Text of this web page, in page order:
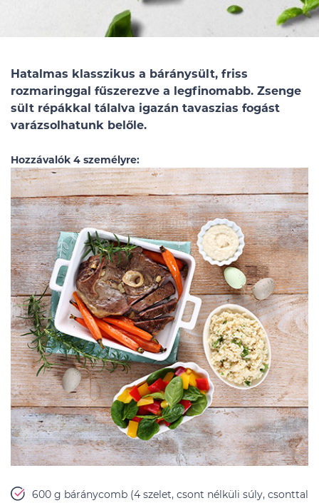
Hatalmas klasszikus a báránysült, friss
rozmaringgal fűszerezve a legfinomabb. Zsenge
sült répákkal tálalva igazán tavaszias fogást
varázsolhatunk belőle.
Hozzávalók 4 személyre:
600 g báránycomb (4 szelet, csont nélküli súly, csonttal